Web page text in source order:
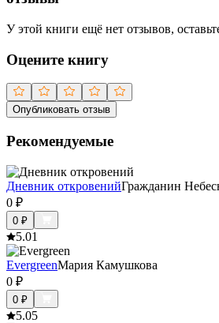
У этой книги ещё нет отзывов,
Оцените книгу
Опубликовать отзыв
Рекомендуемые
Дневник откровенийГражданин
0 ₽
0 ₽
5.01
ЕvergreenМария Камушкова
0 ₽
0 ₽
5.05